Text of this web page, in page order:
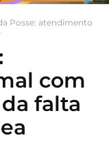
Posse: atendimento
com
falta